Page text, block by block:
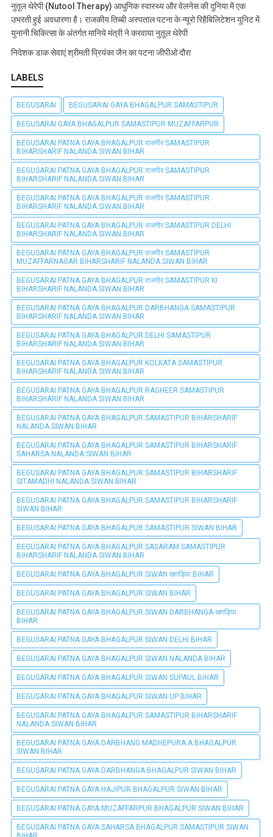
नुतूल थेरेपी (Nutool Therapy) आधुनिक स्वास्थ्य और वेलनेस की दुनिया में एक
उभरती हुई अवधारणा है। राजकीय तिब्बी अस्पताल पटना के न्यूरो रिहैबिलिटेशन यूनिट में
युनानी चिकित्सा के अंतर्गत मानिये मंत्री ने करवाया नुतूल थेरेपी
निदेशक डाक सेवाएं श्रीमती प्रियंका जैन का पटना जीपीओ दौरा
LABELS
BEGUSARAI BEGUSARAI GAYA BHAGALPUR SAMASTIPUR
BEGUSARAI GAYA BHAGALPUR SAMASTIPUR MUZAFFARPUR
BEGUSARAI PATNA GAYA BHAGALPUR राजगीर SAMASTIPUR
BIHARSHARIF NALANDA SIWAN BIHAR
BEGUSARAI PATNA GAYA BHAGALPUR राजगीर SAMASTIPUR
BIHARSHARIF NALANDA SIWAN BIHAR
BEGUSARAI PATNA GAYA BHAGALPUR राजगीर SAMASTIPUR
BIHARSHARIF NALANDA SIWAN BIHAR
BEGUSARAI PATNA GAYA BHAGALPUR राजगीर SAMASTIPUR DELHI
BIHARSHARIF NALANDA SIWAN BIHAR
BEGUSARAI PATNA GAYA BHAGALPUR राजगीर SAMASTIPUR
MUZAFFARNAGAR BIHARSHARIF NALANDA SIWAN BIHAR
BEGUSARAI PATNA GAYA BHAGALPUR राजगीर SAMASTIPUR KI
BIHARSHARIF NALANDA SIWAN BIHAR
BEGUSARAI PATNA GAYA BHAGALPUR DARBHANGA SAMASTIPUR
BIHARSHARIF NALANDA SIWAN BIHAR
BEGUSARAI PATNA GAYA BHAGALPUR DELHI SAMASTIPUR
BIHARSHARIF NALANDA SIWAN BIHAR
BEGUSARAI PATNA GAYA BHAGALPUR KOLKATA SAMASTIPUR
BIHARSHARIF NALANDA SIWAN BIHAR
BEGUSARAI PATNA GAYA BHAGALPUR RAGHEER SAMASTIPUR
BIHARSHARIF NALANDA SIWAN BIHAR
BEGUSARAI PATNA GAYA BHAGALPUR SAMASTIPUR BIHARSHARIF
NALANDA SIWAN BIHAR
BEGUSARAI PATNA GAYA BHAGALPUR SAMASTIPUR BIHARSHARIF
SAHARSA NALANDA SIWAN BIHAR
BEGUSARAI PATNA GAYA BHAGALPUR SAMASTIPUR BIHARSHARIF
SITAMADHI NALANDA SIWAN BIHAR
BEGUSARAI PATNA GAYA BHAGALPUR SAMASTIPUR BIHARSHARIF
SIWAN BIHAR
BEGUSARAI PATNA GAYA BHAGALPUR SAMASTIPUR SIWAN BIHAR
BEGUSARAI PATNA GAYA BHAGALPUR SASARAM SAMASTIPUR
BIHARSHARIF NALANDA SIWAN BIHAR
BEGUSARAI PATNA GAYA BHAGALPUR SIWAN खगड़िया BIHAR
BEGUSARAI PATNA GAYA BHAGALPUR SIWAN BIHAR
BEGUSARAI PATNA GAYA BHAGALPUR SIWAN DARBHANGA खगड़िया
BIHAR
BEGUSARAI PATNA GAYA BHAGALPUR SIWAN DELHI BIHAR
BEGUSARAI PATNA GAYA BHAGALPUR SIWAN NALANDA BIHAR
BEGUSARAI PATNA GAYA BHAGALPUR SIWAN SUPAUL BIHAR
BEGUSARAI PATNA GAYA BHAGALPUR SIWAN UP BIHAR
BEGUSARAI PATNA GAYA BHAGALPUR SAMASTIPUR BIHARSHARIF
NALANDA SIWAN BIHAR
BEGUSARAI PATNA GAYA DARBHANG MADHEPURA A BHAGALPUR
SIWAN BIHAR
BEGUSARAI PATNA GAYA DARBHANGA BHAGALPUR SIWAN BIHAR
BEGUSARAI PATNA GAYA HAJIPUR BHAGALPUR SIWAN BIHAR
BEGUSARAI PATNA GAYA MUZAFFARPUR BHAGALPUR SIWAN BIHAR
BEGUSARAI PATNA GAYA SAHARSA BHAGALPUR SAMASTIPUR SIWAN